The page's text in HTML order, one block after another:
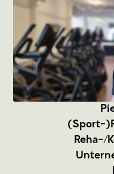
(Sport-
Reha-/